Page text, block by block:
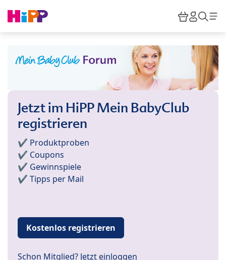
HiPP
Jetzt im HiPP Mein BabyClub
registrieren
✔️ Produktproben
✔️ Coupons
✔️ Gewinnspiele
✔️ Tipps per Mail
Kostenlos registrieren
Schon Mitglied? Jetzt einloggen